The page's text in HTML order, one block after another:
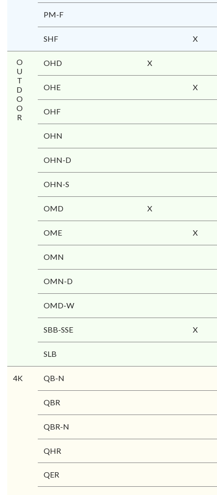
PM-F
SHF X
OUTDOOR OHD X
OHE X
OHF
OHN
OHN-D
OHN-S
OMD X
OME X
OMN
OMN-D
OMD-W
SBB-SSE X
SLB
4K QB-N
QBR
QBR-N
QHR
QER